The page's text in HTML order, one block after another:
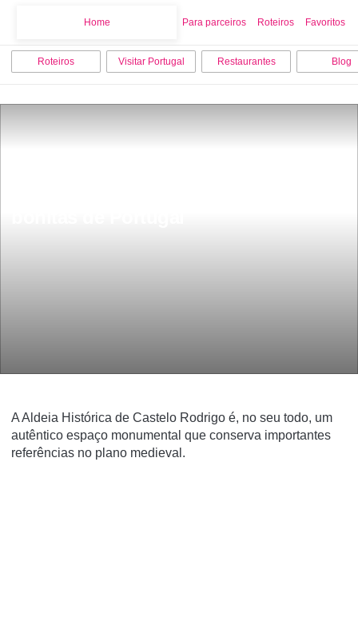
Home Para parceiros Roteiros Favoritos
Roteiros Visitar Portugal Restaurantes Blog
A Aldeia Histórica de Castelo Rodrigo é, no seu todo, um
autêntico espaço monumental que conserva importantes
referências no plano medieval.